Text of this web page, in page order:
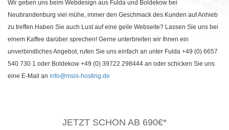
Wir geben uns beim Webdesign aus Fulda und Boldekow bei
Neubrandenburg viel mühe, immer den Geschmack des Kunden auf Anhieb
zu treffen.Haben Sie auch Lust auf eine geile Webseite? Lassen Sie uns bei
einem Kaffee darüber sprechen! Gerne unterbreiten wir Ihnen ein
unverbindliches Angebot, rufen Sie uns einfach an unter Fulda +49 (0) 6657
540 730 1 oder Boldekow +49 (0) 39722 298444 an oder schicken Sie uns
eine E-Mail an info@msis-hosting.de
JETZT SCHON AB 690€*